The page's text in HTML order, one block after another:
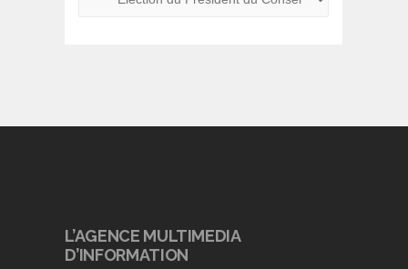
L’AGENCE MULTIMEDIA
D’INFORMATION